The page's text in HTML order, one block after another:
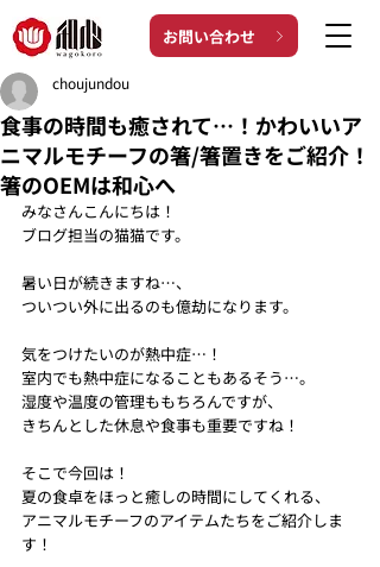
お問い合わせ
食事の時間も癒されて…！かわいいア
ニマルモチーフの箸/箸置きをご紹介！
箸のOEMは和心へ
choujundou
みなさんこんにちは！
ブログ担当の猫猫です。
暑い日が続きますね…、
ついつい外に出るのも億劫になります。
気をつけたいのが熱中症…！
室内でも熱中症になることもあるそう…。
湿度や温度の管理ももちろんですが、
きちんとした休息や食事も重要ですね！
そこで今回は！
夏の食卓をほっと癒しの時間にしてくれる、
アニマルモチーフのアイテムたちをご紹介しま
す！